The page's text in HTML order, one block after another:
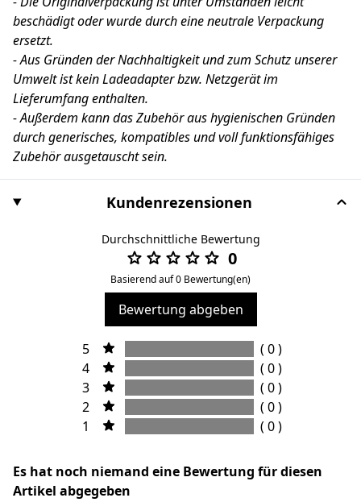
beschädigt oder wurde durch eine neutrale Verpackung
ersetzt.
- Aus Gründen der Nachhaltigkeit und zum Schutz unserer
Umwelt ist kein Ladeadapter bzw. Netzgerät im
Lieferumfang enthalten.
- Außerdem kann das Zubehör aus hygienischen Gründen
durch generisches, kompatibles und voll funktionsfähiges
Zubehör ausgetauscht sein.
Kundenrezensionen
Durchschnittliche Bewertung
0
Basierend auf 0 Bewertung(en)
Bewertung abgeben
5
( 0 )
4
( 0 )
3
( 0 )
2
( 0 )
1
( 0 )
Es hat noch niemand eine Bewertung für diesen
Artikel abgegeben